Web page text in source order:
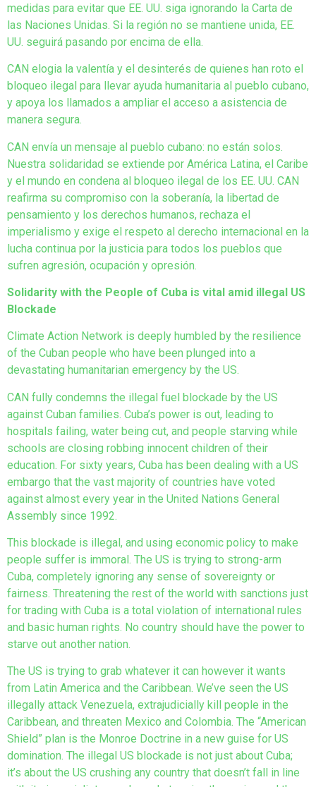
medidas para evitar que EE. UU. siga ignorando la Carta de
las Naciones Unidas. Si la región no se mantiene unida, EE.
UU. seguirá pasando por encima de ella.
CAN elogia la valentía y el desinterés de quienes han roto el
bloqueo ilegal para llevar ayuda humanitaria al pueblo cubano,
y apoya los llamados a ampliar el acceso a asistencia de
manera segura.
CAN envía un mensaje al pueblo cubano: no están solos.
Nuestra solidaridad se extiende por América Latina, el Caribe
y el mundo en condena al bloqueo ilegal de los EE. UU. CAN
reafirma su compromiso con la soberanía, la libertad de
pensamiento y los derechos humanos, rechaza el
imperialismo y exige el respeto al derecho internacional en la
lucha continua por la justicia para todos los pueblos que
sufren agresión, ocupación y opresión.
Solidarity with the People of Cuba is vital amid illegal US
Blockade
Climate Action Network is deeply humbled by the resilience
of the Cuban people who have been plunged into a
devastating humanitarian emergency by the US.
CAN fully condemns the illegal fuel blockade by the US
against Cuban families. Cuba’s power is out, leading to
hospitals failing, water being cut, and people starving while
schools are closing robbing innocent children of their
education. For sixty years, Cuba has been dealing with a US
embargo that the vast majority of countries have voted
against almost every year in the United Nations General
Assembly since 1992.
This blockade is illegal, and using economic policy to make
people suffer is immoral. The US is trying to strong-arm
Cuba, completely ignoring any sense of sovereignty or
fairness. Threatening the rest of the world with sanctions just
for trading with Cuba is a total violation of international rules
and basic human rights. No country should have the power to
starve out another nation.
The US is trying to grab whatever it can however it wants
from Latin America and the Caribbean. We’ve seen the US
illegally attack Venezuela, extrajudicially kill people in the
Caribbean, and threaten Mexico and Colombia. The “American
Shield” plan is the Monroe Doctrine in a new guise for US
domination. The illegal US blockade is not just about Cuba;
it’s about the US crushing any country that doesn’t fall in line